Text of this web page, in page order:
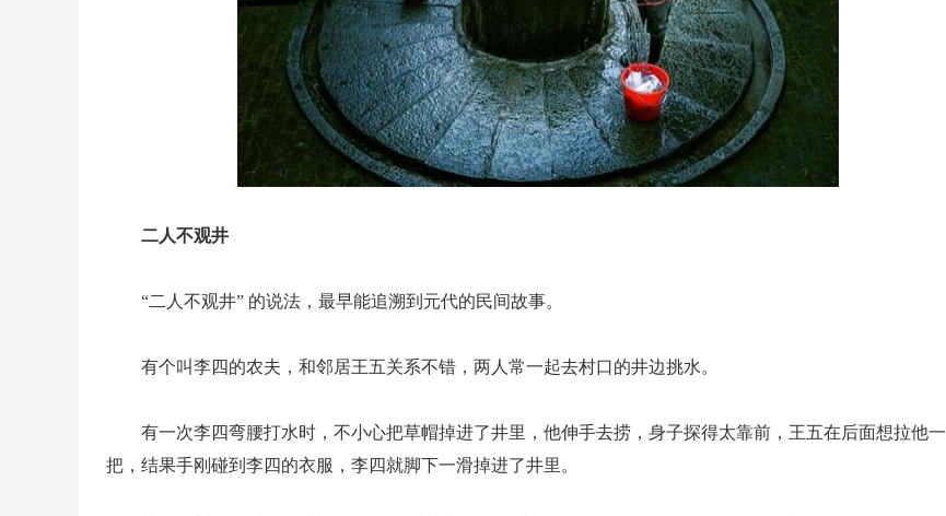
二人不观井
“二人不观井” 的说法，最早能追溯到元代的民间故事。
有个叫李四的农夫，和邻居王五关系不错，两人常一起去村口的井边挑水。
有一次李四弯腰打水时，不小心把草帽掉进了井里，他伸手去捞，身子探得太靠前，王五在后面想拉他一
把，结果手刚碰到李四的衣服，李四就脚下一滑掉进了井里。